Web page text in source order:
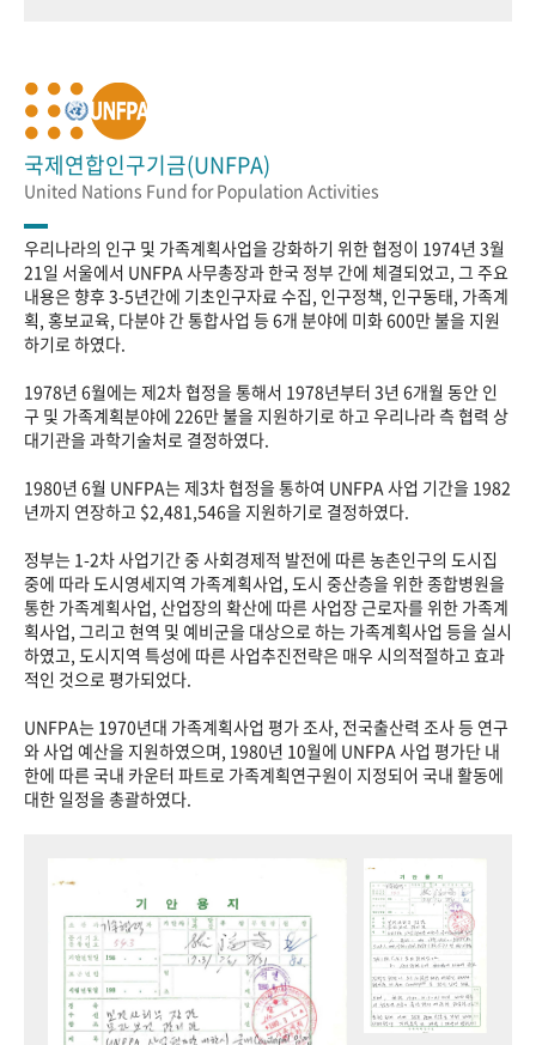
국제연합인구기금(UNFPA)
United Nations Fund for Population Activities
우리나라의 인구 및 가족계획사업을 강화하기 위한 협정이 1974년 3월
21일 서울에서 UNFPA 사무총장과 한국 정부 간에 체결되었고, 그 주요
내용은 향후 3-5년간에 기초인구자료 수집, 인구정책, 인구동태, 가족계
획, 홍보교육, 다분야 간 통합사업 등 6개 분야에 미화 600만 불을 지원
하기로 하였다.
1978년 6월에는 제2차 협정을 통해서 1978년부터 3년 6개월 동안 인
구 및 가족계획분야에 226만 불을 지원하기로 하고 우리나라 측 협력 상
대기관을 과학기술처로 결정하였다.
1980년 6월 UNFPA는 제3차 협정을 통하여 UNFPA 사업 기간을 1982
년까지 연장하고 $2,481,546을 지원하기로 결정하였다.
정부는 1-2차 사업기간 중 사회경제적 발전에 따른 농촌인구의 도시집
중에 따라 도시영세지역 가족계획사업, 도시 중산층을 위한 종합병원을
통한 가족계획사업, 산업장의 확산에 따른 사업장 근로자를 위한 가족계
획사업, 그리고 현역 및 예비군을 대상으로 하는 가족계획사업 등을 실시
하였고, 도시지역 특성에 따른 사업추진전략은 매우 시의적절하고 효과
적인 것으로 평가되었다.
UNFPA는 1970년대 가족계획사업 평가 조사, 전국출산력 조사 등 연구
와 사업 예산을 지원하였으며, 1980년 10월에 UNFPA 사업 평가단 내
한에 따른 국내 카운터 파트로 가족계획연구원이 지정되어 국내 활동에
대한 일정을 총괄하였다.